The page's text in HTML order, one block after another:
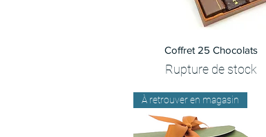
Aperçu rapide
Coffret 25 Chocolats
Rupture de stock
À retrouver en magasin